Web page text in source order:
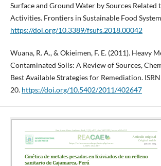
Surface and Ground Water by Sources
Activities. Frontiers in Sustainable Food
https://doi.org/10.3389/fsufs.2018.00042
Wuana, R. A., & Okieimen, F. E. (2011). Heavy
Contaminated Soils: A Review of Sources,
Best Available Strategies for Remediation.
20. https://doi.org/10.5402/2011/402647